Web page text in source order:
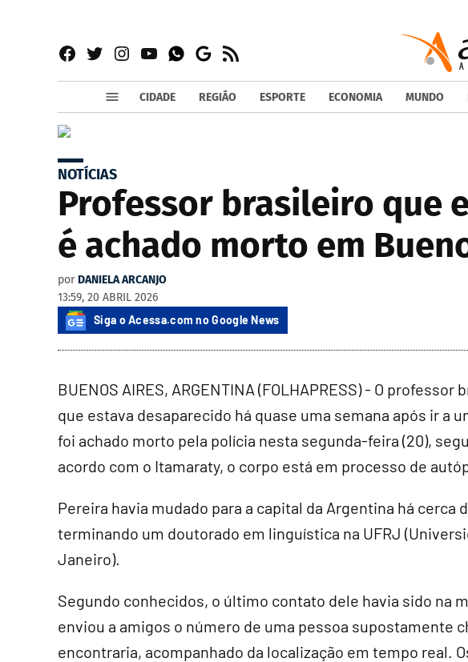
Facebook
TwitterInstagram
YouTubeWhatsapp
Google
News
RSS
CIDADE REGIÃO ESPORTE ECONOMIA MUNDO
NOTÍCIAS
Professor brasileiro que
é achado morto em
por DANIELA ARCANJO
13:59, 20 ABRIL 2026
Siga o Acessa.com no Google News
BUENOS AIRES, ARGENTINA (FOLHAPRESS) - O
que estava desaparecido há quase uma semana após ir a
foi achado morto pela polícia nesta segunda-feira (20),
acordo com o Itamaraty, o corpo está em processo de
Pereira havia mudado para a capital da Argentina há cerca
terminando um doutorado em linguística na UFRJ
Janeiro).
Segundo conhecidos, o último contato dele havia sido na
enviou a amigos o número de uma pessoa supostamente
encontraria, acompanhado da localização em tempo real.